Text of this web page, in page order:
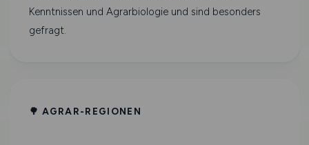
Kenntnissen und Agrarbiologie und sind besonders
gefragt.
🌳 AGRAR-REGIONEN